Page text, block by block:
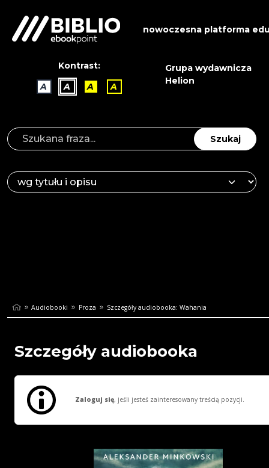
nowoczesna platforma
Kontrast:
A
A A A
Grupa wydawnicza
Helion
Szukaj
Audiobooki Proza Szczegóły audiobooka: Wahania
Szczegóły audiobooka
Zaloguj się, jeśli jesteś zainteresowany treścią pozycji.